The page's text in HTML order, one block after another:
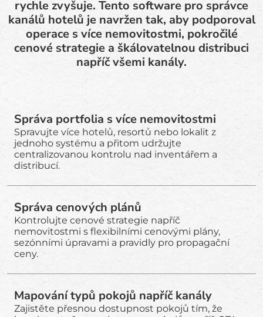
rychle zvyšuje. Tento software pro správce
kanálů hotelů je navržen tak, aby podporoval
operace s více nemovitostmi, pokročilé
cenové strategie a škálovatelnou distribuci
napříč všemi kanály.
Správa portfolia s více nemovitostmi
Spravujte více hotelů, resortů nebo lokalit z
jednoho systému a přitom udržujte
centralizovanou kontrolu nad inventářem a
distribucí.
Správa cenových plánů
Kontrolujte cenové strategie napříč
nemovitostmi s flexibilními cenovými plány,
sezónními úpravami a pravidly pro propagační
ceny.
Mapování typů pokojů napříč kanály
Zajistěte přesnou dostupnost pokojů tím, že